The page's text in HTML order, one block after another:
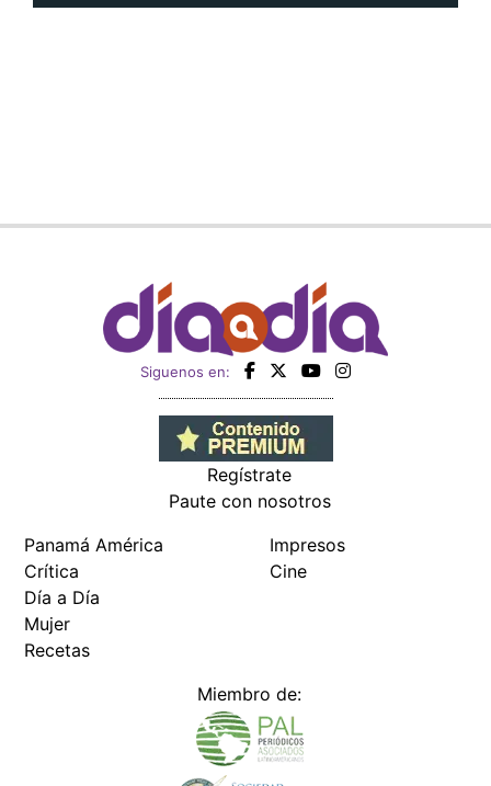
Siguenos en:
Regístrate
Paute con nosotros
Panamá América
Crítica
Día a Día
Mujer
Recetas
Impresos
Cine
Miembro de: